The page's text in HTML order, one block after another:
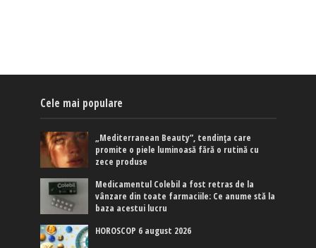
Cele mai populare
„Mediterranean Beauty”, tendința care
promite o piele luminoasă fără o rutină cu
zece produse
Medicamentul Colebil a fost retras de la
vânzare din toate farmaciile: Ce anume stă la
baza acestui lucru
HOROSCOP 6 august 2026